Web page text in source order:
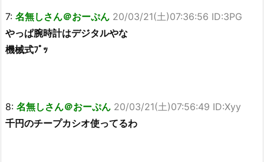
7: 名無しさん＠おーぷん 20/03/21(土)07:36:56 ID:3PG
やっぱ腕時計はデジタルやな
機械式ﾌﾟｯ
8: 名無しさん＠おーぷん 20/03/21(土)07:56:49 ID:Xyy
千円のチープカシオ使ってるわ